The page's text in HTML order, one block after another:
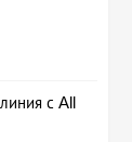
с All